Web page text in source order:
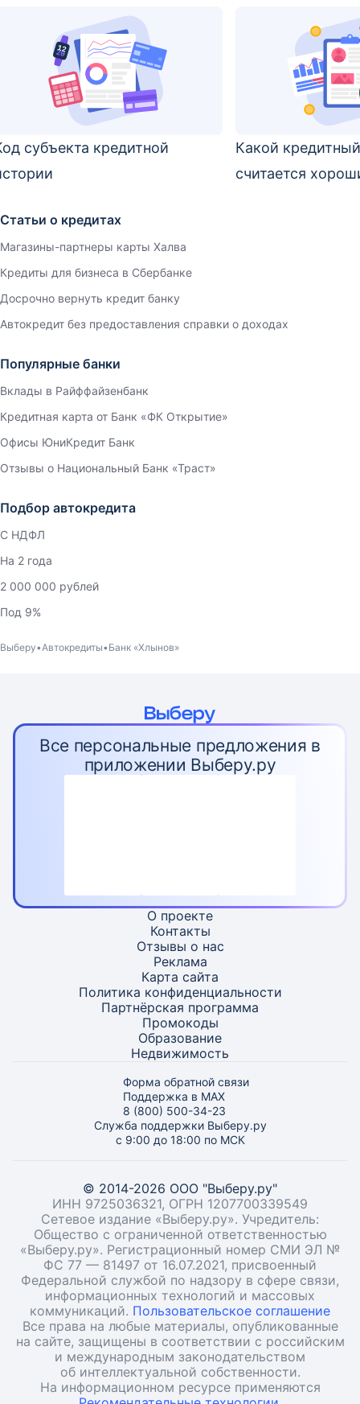
субъекта кредитной
Какой
считается
Статьи о кредитах
Магазины-партнеры карты Халва
Кредиты для бизнеса в Сбербанке
Досрочно вернуть кредит банку
Автокредит без предоставления справки о доходах
Популярные банки
Вклады в Райффайзенбанк
Кредитная карта от Банк «ФК Открытие»
Офисы ЮниКредит Банк
Отзывы о Национальный Банк «Траст»
Подбор автокредита
С НДФЛ
На 2 года
2 000 000 рублей
Под 9%
Выберу Автокредиты Банк «Хлынов»
Все персональные предложения в
приложении Выберу.ру
О проекте
Контакты
Отзывы о нас
Реклама
Карта сайта
Политика конфиденциальности
Партнёрская программа
Промокоды
Образование
Недвижимость
Форма обратной связи
Поддержка в MAX
8 (800) 500-34-23
Служба поддержки Выберу.ру
с 9:00 до 18:00 по МСК
© 2014-2026 ООО "Выберу.ру"
ИНН 9725036321, ОГРН 1207700339549
Сетевое издание «Выберу.ру». Учредитель:
Общество с ограниченной ответственностью
«Выберу.ру». Регистрационный номер СМИ ЭЛ №
ФС 77 — 81497 от 16.07.2021, присвоенный
Федеральной службой по надзору в сфере связи,
информационных технологий и массовых
коммуникаций. Пользовательское соглашение
Все права на любые материалы, опубликованные
на сайте, защищены в соответствии с российским
и международным законодательством
об интеллектуальной собственности.
На информационном ресурсе применяются